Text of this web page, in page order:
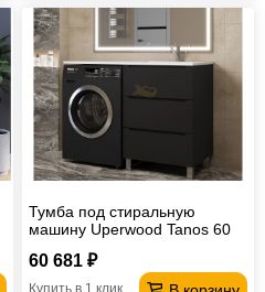
Тумба под стиральную
машину Uperwood Tanos 60
черная
60 681 ₽
Купить в 1 клик